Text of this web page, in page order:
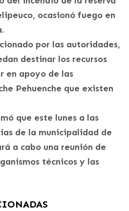
ocasionó fuego en
por las autoridades,
destinar los recursos
en apoyo de las
Pehuenche que existen
que este lunes a las
de la municipalidad de
a cabo una reunión de
técnicos y las